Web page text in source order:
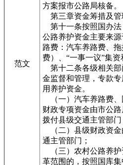
范文
方案报市公路局核备。
第三章资金筹措及管
第十一条按照国办法
公路养护资金主要来
路费：汽车养路费、
费）、“一事一议”集资
第十二条各级相关部
金监督和管理，专款
用养护资金。
（一）汽车养路费、
财政专项资金由市公
拨付县级交通主管部门
（二）县级财政资金
通主管部门；
（三）农村公路养护
革范围的，按照国库集